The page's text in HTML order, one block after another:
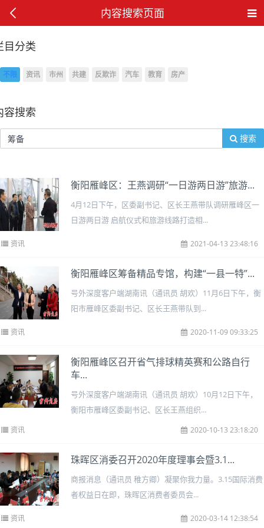
内容搜索页面
目分类
不限 资讯 市州 共建 反欺诈 汽车 教育 房产
容搜索
搜索
衡阳雁峰区：王燕调研“一日游两日游”旅游...
4月12日下午，区委副书记、区长王燕带队调研雁峰区一
日游两日游 启航仪式和旅游线路打造相...
资讯 2021-04-13 23:48:16
衡阳雁峰区筹备精品专馆，构建“一县一特”...
号外深度客户端湖南讯（通讯员 胡欢）11月6日下午，衡
阳市雁峰区委副书记、区长王燕带队到...
资讯 2020-11-09 09:33:25
衡阳雁峰区召开省气排球精英赛和公路自行
车...
号外深度客户端湖南讯（通讯员 胡欢）10月12日下午，
衡阳市雁峰区委副书记、区长王燕组织...
资讯 2020-10-13 23:18:20
珠晖区消委召开2020年度理事会暨3.1...
商报消息（通讯员 稚方卿）凝聚你我力量。3.15国际消费
者权益日在即，珠晖区消费者委员会...
资讯 2020-03-14 12:38:54